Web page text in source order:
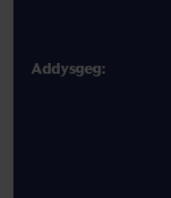
Addysgeg: